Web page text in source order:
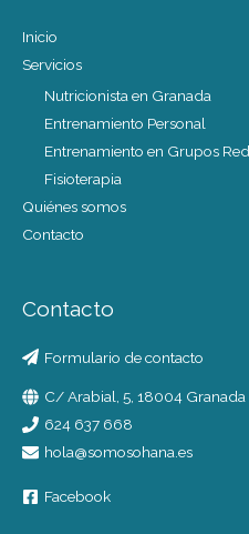
Inicio
Servicios
Nutricionista en Granada
Entrenamiento Personal
Entrenamiento en Grupos
Fisioterapia
Quiénes somos
Contacto
Contacto
Formulario de contacto
C/ Arabial, 5, 18004 Granada
624 637 668
hola@somosohana.es
Facebook